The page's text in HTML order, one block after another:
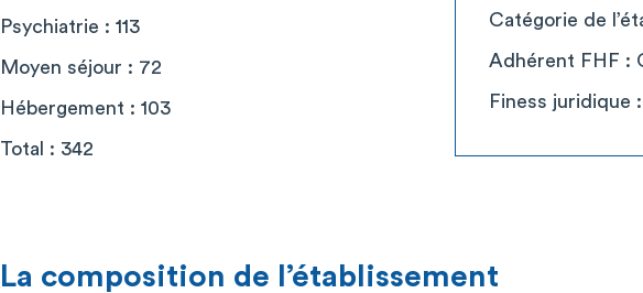
Psychiatrie : 113
Moyen séjour : 72
Hébergement : 103
Total : 342
Catégorie de
Adhérent FHF :
Finess juridique
La composition de l’établissement